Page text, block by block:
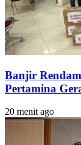
Banjir
Pertamina
20 menit ago